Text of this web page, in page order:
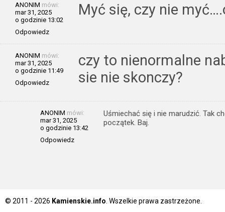
ANONIM mówi:
mar 31, 2025
o godzinie 13:02
Odpowiedz
Myć się, czy nie
ANONIM mówi:
mar 31, 2025
o godzinie 11:49
Odpowiedz
czy to nienormalne
sie nie skonczy?
ANONIM mówi:
mar 31, 2025
o godzinie 13:42
Odpowiedz
Uśmiechać się i nie marudzić. Tak
początek. Baj.
© 2011 - 2026 Kamienskie.info . Wszelkie prawa zastrzeżone.